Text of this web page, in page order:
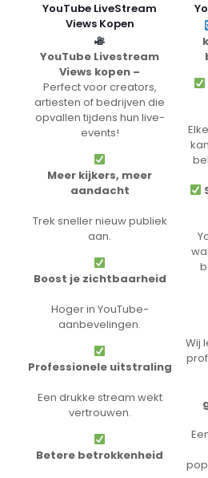
YouTube LiveStream
Views Kopen
YouTube Livestream
Views kopen –
Perfect voor creators,
artiesten of bedrijven die
opvallen tijdens hun live-
events!
Meer kijkers, meer
aandacht
Trek sneller nieuw publiek
aan.
Boost je zichtbaarheid
Hoger in YouTube-
aanbevelingen.
Professionele uitstraling
Een drukke stream wekt
vertrouwen.
Betere betrokkenheid
Wij